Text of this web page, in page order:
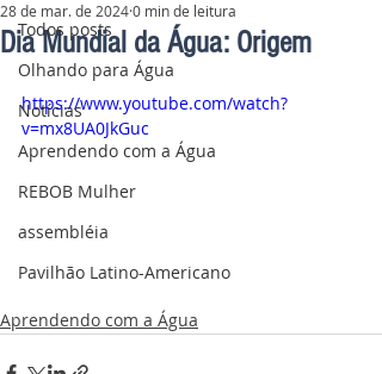
Todos posts
Olhando para Água
Notícias
Aprendendo com a Água
REBOB Mulher
assembléia
Pavilhão Latino-Americano
Dia Mundial da Água: Origem
28 de mar. de 20240 min de leitura
https://www.youtube.com/watch?
v=mx8UA0JkGuc
Aprendendo com a Água